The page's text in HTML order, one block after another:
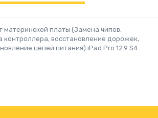
материнской платы (Замена чипов,
контроллера, восстановление дорожек,
цепей питания) iPad Pro 12.9 S4